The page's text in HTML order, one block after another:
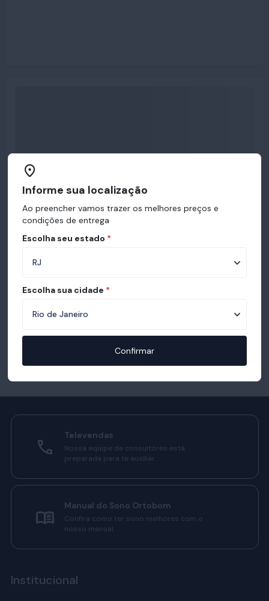
Televendas
Nossa equipe de consultores está
preparada para te auxiliar.
Manual do Sono Ortobom
Confira como ter sono melhores com o
nosso manual.
Institucional
Informe sua localização
Ao preencher vamos trazer os melhores preços e
condições de entrega
Escolha seu estado *
Escolha sua cidade *
Confirmar